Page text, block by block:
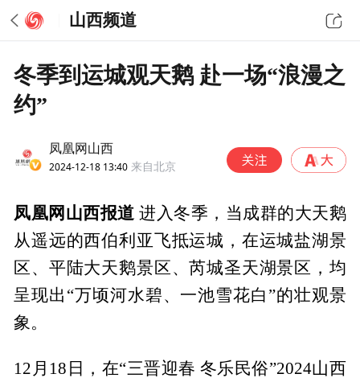
山西频道
冬季到运城观天鹅 赴一场“浪漫之
约”
凤凰网山西
2024-12-18 13:40 来自北京
凤凰网山西报道 进入冬季，当成群的大天鹅
从遥远的西伯利亚飞抵运城，在运城盐湖景
区、平陆大天鹅景区、芮城圣天湖景区，均
呈现出“万顷河水碧、一池雪花白”的壮观景
象。
12月18日，在“三晋迎春 冬乐民俗”2024山西